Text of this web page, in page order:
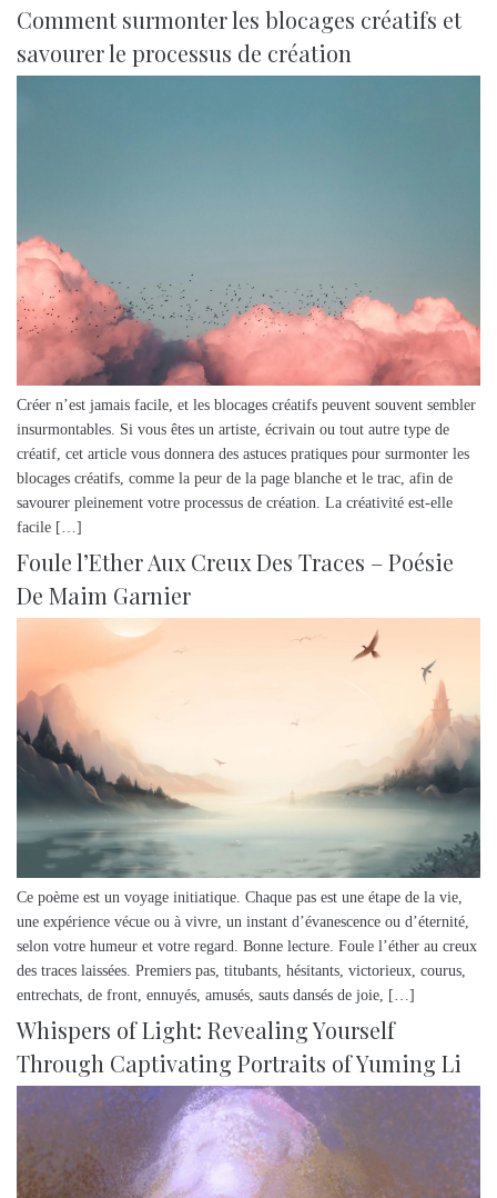
Comment surmonter les blocages créatifs et
savourer le processus de création
Créer n’est jamais facile, et les blocages créatifs peuvent souvent sembler
insurmontables. Si vous êtes un artiste, écrivain ou tout autre type de
créatif, cet article vous donnera des astuces pratiques pour surmonter les
blocages créatifs, comme la peur de la page blanche et le trac, afin de
savourer pleinement votre processus de création. La créativité est-elle
facile […]
Foule l’Ether Aux Creux Des Traces – Poésie
De Maim Garnier
Ce poème est un voyage initiatique. Chaque pas est une étape de la vie,
une expérience vécue ou à vivre, un instant d’évanescence ou d’éternité,
selon votre humeur et votre regard. Bonne lecture. Foule l’éther au creux
des traces laissées. Premiers pas, titubants, hésitants, victorieux, courus,
entrechats, de front, ennuyés, amusés, sauts dansés de joie, […]
Whispers of Light: Revealing Yourself
Through Captivating Portraits of Yuming Li